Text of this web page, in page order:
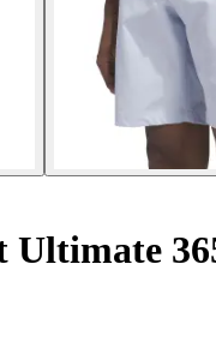
Ultimate